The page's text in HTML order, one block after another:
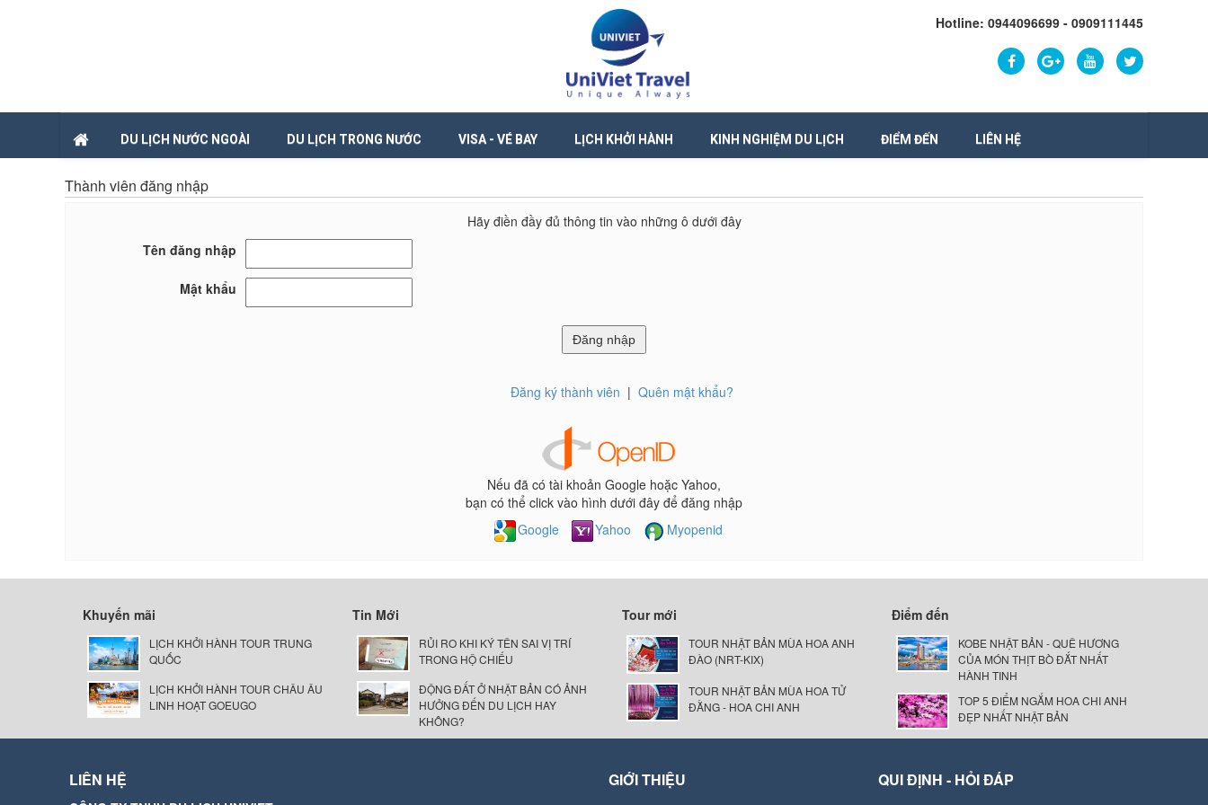
Hotline: 0944096699 - 0909111445
DU LỊCH NƯỚC NGOÀI DU LỊCH TRONG NƯỚC VISA - VÉ BAY LỊCH KHỞI HÀNH KINH NGHIỆM DU LỊCH ĐIỂM ĐẾN LIÊN HỆ
Thành viên đăng nhập
Hãy điền đầy đủ thông tin vào những ô dưới đây
Tên đăng nhập
Mật khẩu
Đăng ký thành viên | Quên mật khẩu?
Nếu đã có tài khoản Google hoặc Yahoo,
bạn có thể click vào hình dưới đây để đăng nhập
Google
Yahoo Myopenid
Khuyến mãi
LỊCH KHỞI HÀNH TOUR TRUNG
QUỐC
LỊCH KHỞI HÀNH TOUR CHÂU ÂU
LINH HOẠT GOEUGO
Tin Mới
RỦI RO KHI KÝ TÊN SAI VỊ TRÍ
TRONG HỘ CHIẾU
ĐỘNG ĐẤT Ở NHẬT BẢN CÓ ẢNH
HƯỞNG ĐẾN DU LỊCH HAY
KHÔNG?
Tour mới
TOUR NHẬT BẢN MÙA HOA ANH
ĐÀO (NRT-KIX)
TOUR NHẬT BẢN MÙA HOA TỬ
ĐẰNG - HOA CHI ANH
Điểm đến
KOBE NHẬT BẢN - QUÊ HƯƠNG
CỦA MÓN THỊT BÒ ĐẮT NHẤT
HÀNH TINH
TOP 5 ĐIỂM NGẮM HOA CHI ANH
ĐẸP NHẤT NHẬT BẢN
LIÊN HỆ GIỚI THIỆU QUI ĐỊNH - HỎI ĐÁP